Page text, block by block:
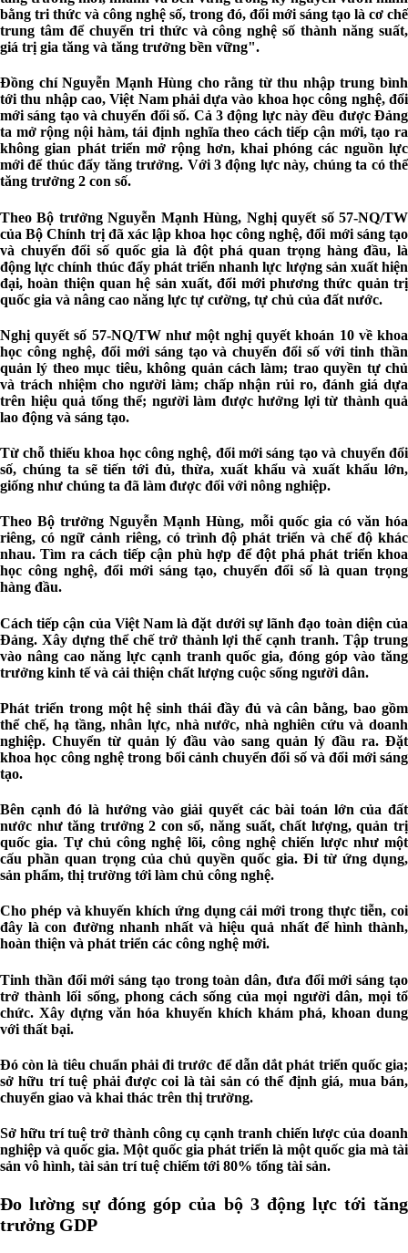
bằng tri thức và công nghệ số, trong đó, đổi mới sáng tạo là cơ chế
trung tâm để chuyển tri thức và công nghệ số thành năng suất,
giá trị gia tăng và tăng trưởng bền vững".
Đồng chí Nguyễn Mạnh Hùng cho rằng từ thu nhập trung bình
tới thu nhập cao, Việt Nam phải dựa vào khoa học công nghệ, đổi
mới sáng tạo và chuyển đổi số. Cả 3 động lực này đều được Đảng
ta mở rộng nội hàm, tái định nghĩa theo cách tiếp cận mới, tạo ra
không gian phát triển mở rộng hơn, khai phóng các nguồn lực
mới để thúc đẩy tăng trưởng. Với 3 động lực này, chúng ta có thể
tăng trưởng 2 con số.
Theo Bộ trưởng Nguyễn Mạnh Hùng, Nghị quyết số 57-NQ/TW
của Bộ Chính trị đã xác lập khoa học công nghệ, đổi mới sáng tạo
và chuyển đổi số quốc gia là đột phá quan trọng hàng đầu, là
động lực chính thúc đẩy phát triển nhanh lực lượng sản xuất hiện
đại, hoàn thiện quan hệ sản xuất, đổi mới phương thức quản trị
quốc gia và nâng cao năng lực tự cường, tự chủ của đất nước.
Nghị quyết số 57-NQ/TW như một nghị quyết khoán 10 về khoa
học công nghệ, đổi mới sáng tạo và chuyển đổi số với tinh thần
quản lý theo mục tiêu, không quản cách làm; trao quyền tự chủ
và trách nhiệm cho người làm; chấp nhận rủi ro, đánh giá dựa
trên hiệu quả tổng thể; người làm được hưởng lợi từ thành quả
lao động và sáng tạo.
Từ chỗ thiếu khoa học công nghệ, đổi mới sáng tạo và chuyển đổi
số, chúng ta sẽ tiến tới đủ, thừa, xuất khẩu và xuất khẩu lớn,
giống như chúng ta đã làm được đối với nông nghiệp.
Theo Bộ trưởng Nguyễn Mạnh Hùng, mỗi quốc gia có văn hóa
riêng, có ngữ cảnh riêng, có trình độ phát triển và chế độ khác
nhau. Tìm ra cách tiếp cận phù hợp để đột phá phát triển khoa
học công nghệ, đổi mới sáng tạo, chuyển đổi số là quan trọng
hàng đầu.
Cách tiếp cận của Việt Nam là đặt dưới sự lãnh đạo toàn diện của
Đảng. Xây dựng thể chế trở thành lợi thế cạnh tranh. Tập trung
vào nâng cao năng lực cạnh tranh quốc gia, đóng góp vào tăng
trưởng kinh tế và cải thiện chất lượng cuộc sống người dân.
Phát triển trong một hệ sinh thái đầy đủ và cân bằng, bao gồm
thể chế, hạ tầng, nhân lực, nhà nước, nhà nghiên cứu và doanh
nghiệp. Chuyển từ quản lý đầu vào sang quản lý đầu ra. Đặt
khoa học công nghệ trong bối cảnh chuyển đổi số và đổi mới sáng
tạo.
Bên cạnh đó là hướng vào giải quyết các bài toán lớn của đất
nước như tăng trưởng 2 con số, năng suất, chất lượng, quản trị
quốc gia. Tự chủ công nghệ lõi, công nghệ chiến lược như một
cấu phần quan trọng của chủ quyền quốc gia. Đi từ ứng dụng,
sản phẩm, thị trường tới làm chủ công nghệ.
Cho phép và khuyến khích ứng dụng cái mới trong thực tiễn, coi
đây là con đường nhanh nhất và hiệu quả nhất để hình thành,
hoàn thiện và phát triển các công nghệ mới.
Tinh thần đổi mới sáng tạo trong toàn dân, đưa đổi mới sáng tạo
trở thành lối sống, phong cách sống của mọi người dân, mọi tổ
chức. Xây dựng văn hóa khuyến khích khám phá, khoan dung
với thất bại.
Đó còn là tiêu chuẩn phải đi trước để dẫn dắt phát triển quốc gia;
sở hữu trí tuệ phải được coi là tài sản có thể định giá, mua bán,
chuyển giao và khai thác trên thị trường.
Sở hữu trí tuệ trở thành công cụ cạnh tranh chiến lược của doanh
nghiệp và quốc gia. Một quốc gia phát triển là một quốc gia mà tài
sản vô hình, tài sản trí tuệ chiếm tới 80% tổng tài sản.
Đo lường sự đóng góp của bộ 3 động lực tới tăng
trưởng GDP